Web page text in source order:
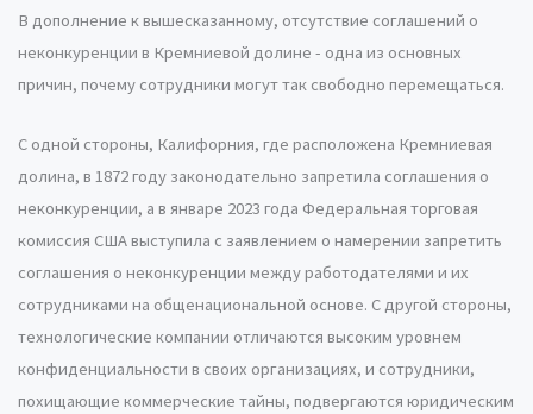
В дополнение к вышесказанному, отсутствие соглашений о
неконкуренции в Кремниевой долине - одна из основных
причин, почему сотрудники могут так свободно перемещаться.
С одной стороны, Калифорния, где расположена Кремниевая
долина, в 1872 году законодательно запретила соглашения о
неконкуренции, а в январе 2023 года Федеральная торговая
комиссия США выступила с заявлением о намерении запретить
соглашения о неконкуренции между работодателями и их
сотрудниками на общенациональной основе. С другой стороны,
технологические компании отличаются высоким уровнем
конфиденциальности в своих организациях, и сотрудники,
похищающие коммерческие тайны, подвергаются юридическим